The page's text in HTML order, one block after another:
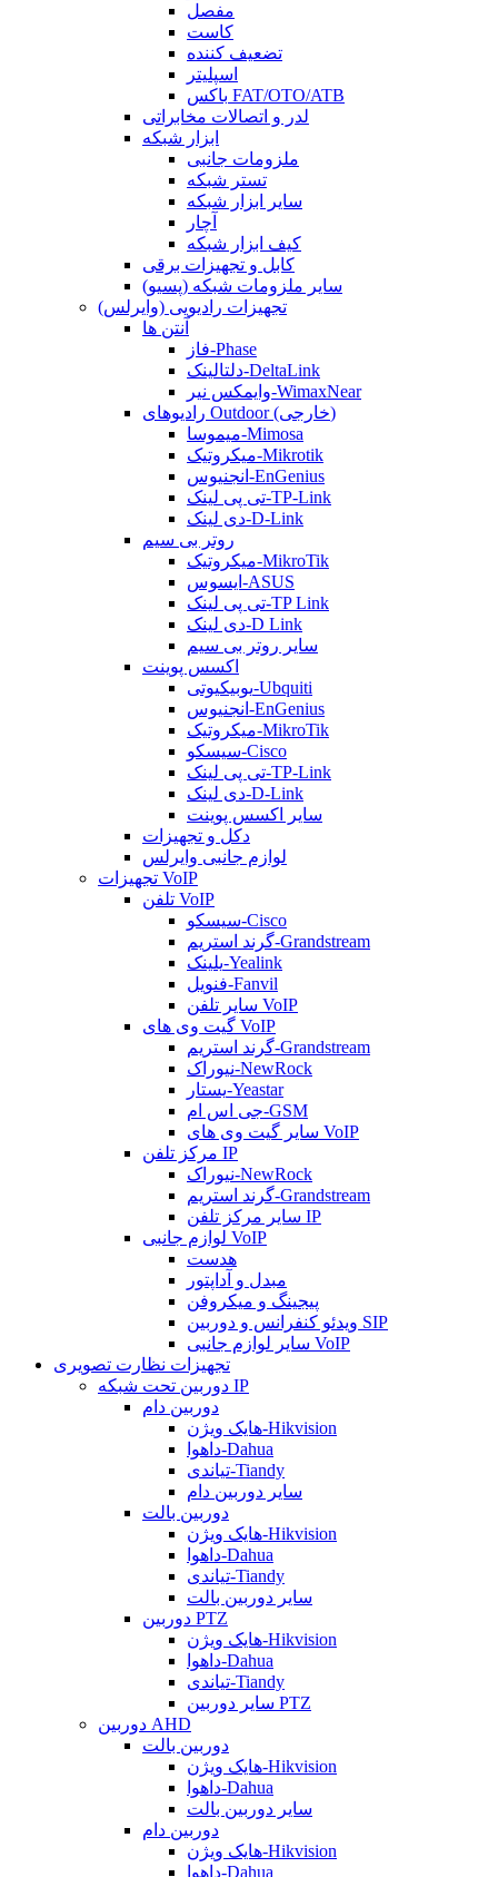
مفصل
کاست
تضعیف کننده
اسپلیتر
باکس FAT/OTO/ATB
لدر و اتصالات مخابراتی
ابزار شبکه
ملزومات جانبی
تستر شبکه
سایر ابزار شبکه
آچار
کیف ابزار شبکه
کابل و تجهیزات برقی
سایر ملزومات شبکه (پسیو)
تجهیزات رادیویی (وایرلس)
آنتن ها
فاز-Phase
دلتالینک-DeltaLink
وایمکس نیر-WimaxNear
رادیوهای Outdoor (خارجی)
میموسا-Mimosa
میکروتیک-Mikrotik
انجنیوس-EnGenius
تی پی لینک-TP-Link
دی لینک-D-Link
روتر بی سیم
میکروتیک-MikroTik
ایسوس-ASUS
تی پی لینک-TP Link
دی لینک-D Link
سایر روتر بی سیم
اکسس پوینت
یوبیکیوتی-Ubquiti
انجنیوس-EnGenius
میکروتیک-MikroTik
سیسکو-Cisco
تی پی لینک-TP-Link
دی لینک-D-Link
سایر اکسس پوینت
دکل و تجهیزات
لوازم جانبی وایرلس
تجهیزات VoIP
تلفن VoIP
سیسکو-Cisco
گرند استریم-Grandstream
یلینک-Yealink
فنویل-Fanvil
سایر تلفن VoIP
گیت وی های VoIP
گرند استریم-Grandstream
نیوراک-NewRock
یستار-Yeastar
جی اس ام-GSM
سایر گیت وی های VoIP
مرکز تلفن IP
نیوراک-NewRock
گرند استریم-Grandstream
سایر مرکز تلفن IP
لوازم جانبی VoIP
هدست
مبدل و آداپتور
پیجینگ و میکروفن
ویدئو کنفرانس و دوربین SIP
سایر لوازم جانبی VoIP
تجهیزات نظارت تصویری
دوربین تحت شبکه IP
دوربین دام
هایک ویژن-Hikvision
داهوا-Dahua
تیاندی-Tiandy
سایر دوربین دام
دوربین بالت
هایک ویژن-Hikvision
داهوا-Dahua
تیاندی-Tiandy
سایر دوربین بالت
دوربین PTZ
هایک ویژن-Hikvision
داهوا-Dahua
تیاندی-Tiandy
سایر دوربین PTZ
دوربین AHD
دوربین بالت
هایک ویژن-Hikvision
داهوا-Dahua
سایر دوربین بالت
دوربین دام
هایک ویژن-Hikvision
داهوا-Dahua